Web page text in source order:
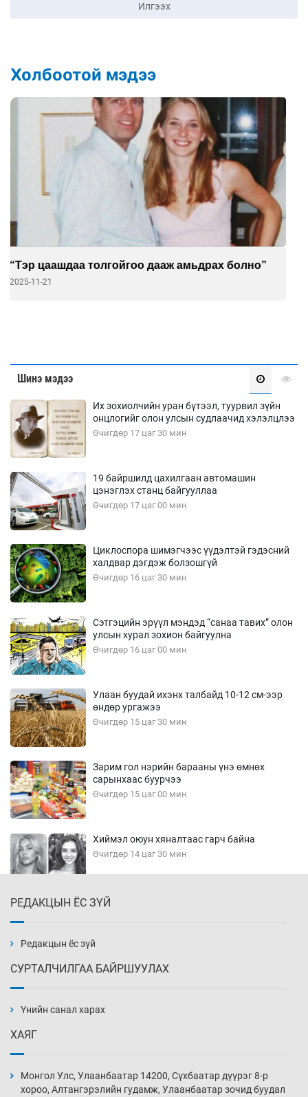
Илгээх
Холбоотой мэдээ
Монгол тамирчид "Physical: Asia"-г доргиож
байна
Шинэ мэдээ
Их зохиолчийн уран бүтээл, туурвил зүйн
онцлогийг олон улсын судлаачид хэлэлцлээ
Өчигдөр 17 цаг 30 мин
19 байршилд цахилгаан автомашин
цэнэглэх станц байгууллаа
Өчигдөр 17 цаг 00 мин
Циклоспора шимэгчээс үүдэлтэй гэдэсний
халдвар дэгдэж болзошгүй
Өчигдөр 16 цаг 30 мин
Сэтгэцийн эрүүл мэндэд “санаа тавих” олон
улсын хурал зохион байгуулна
Өчигдөр 16 цаг 00 мин
Улаан буудай ихэнх талбайд 10-12 см-ээр
өндөр ургажээ
Өчигдөр 15 цаг 30 мин
Зарим гол нэрийн барааны үнэ өмнөх
сарынхаас буурчээ
Өчигдөр 15 цаг 00 мин
Хиймэл оюун хяналтаас гарч байна
Өчигдөр 14 цаг 30 мин
Өчигдөр 14 цаг 00 мин
нэмэгджээ
Өчигдөр 13 цаг 30 мин
РЕДАКЦЫН ЁС ЗҮЙ
Редакцын ёс зүй
СУРТАЛЧИЛГАА БАЙРШУУЛАХ
Үнийн санал харах
ХАЯГ
Монгол Улс, Улаанбаатар 14200, Сүхбаатар дүүрэг 8-р
хороо, Алтангэрэлийн гудамж, Улаанбаатар зочид буудал